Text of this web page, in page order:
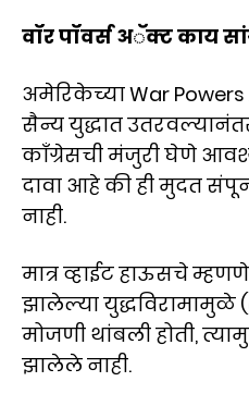
वॉर पॉवर्स अॅक्ट काय
अमेरिकेच्या War Powers
सैन्य युद्धात
काँग्रेसची मंजुरी घेणे
दावा आहे की ही मुदत
नाही.
मात्र व्हाईट हाऊसचे
झालेल्या युद्धविरामामुळे
मोजणी थांबली होती,
झालेले नाही.